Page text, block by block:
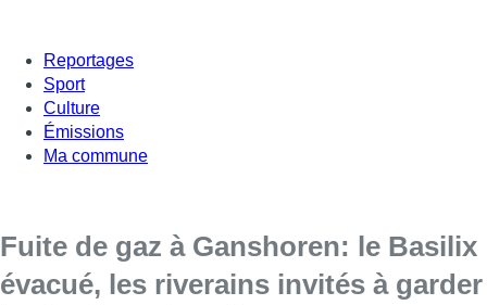
Reportages
Sport
Culture
Émissions
Ma commune
Fuite de gaz à Ganshoren: le Basilix
évacué, les riverains invités à garder